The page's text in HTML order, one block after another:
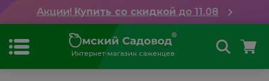
Акции! Купить со скидкой до 11.08
Интернет-магазин саженцев